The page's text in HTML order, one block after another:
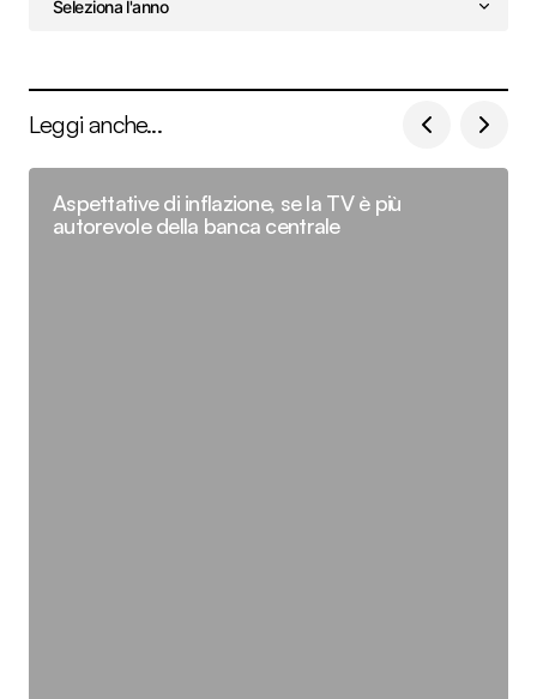
Leggi anche...
Aspettative di inflazione, se la TV è più
autorevole della banca centrale